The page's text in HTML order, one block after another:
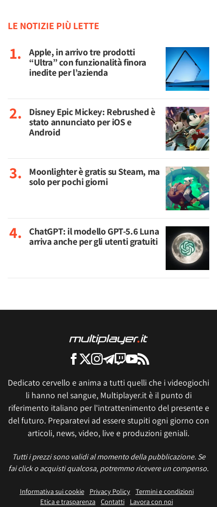
LE NOTIZIE PIÙ LETTE
Apple, in arrivo tre prodotti
“Ultra” con funzionalità finora
inedite per l’azienda
Disney Epic Mickey: Rebrushed è
stato annunciato per iOS e
Android
Moonlighter è gratis su Steam, ma
solo per pochi giorni
ChatGPT: il modello GPT-5.6 Luna
arriva anche per gli utenti gratuiti
Dedicato cervello e anima a tutti quelli che i videogiochi
li hanno nel sangue, Multiplayer.it è il punto di
riferimento italiano per l'intrattenimento del presente e
del futuro. Preparatevi ad essere stupiti ogni giorno con
articoli, news, video, live e produzioni geniali.
Tutti i prezzi sono validi al momento della pubblicazione. Se
fai click o acquisti qualcosa, potremmo ricevere un compenso.
Informativa sui cookie Privacy Policy
Termini e condizioni
Etica e trasparenza Contatti Lavora con noi